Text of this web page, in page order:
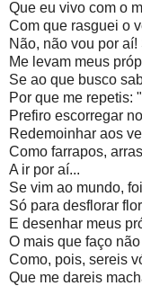
Que eu vivo com o
Com que rasguei o
Não, não vou por
Me levam meus
Se ao que busco
Por que me repetis:
Prefiro escorregar
Redemoinhar aos
Como farrapos,
A ir por aí...
Se vim ao mundo, foi
Só para desflorar
E desenhar meus
O mais que faço
Como, pois, sereis
Que me dareis